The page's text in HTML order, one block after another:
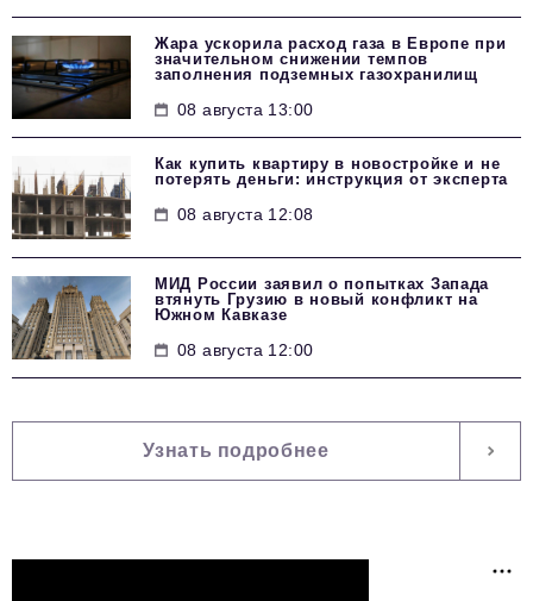
Жара ускорила расход газа в Европе при
значительном снижении темпов
заполнения подземных газохранилищ
08 августа 13:00
Как купить квартиру в новостройке и не
потерять деньги: инструкция от эксперта
08 августа 12:08
МИД России заявил о попытках Запада
втянуть Грузию в новый конфликт на
Южном Кавказе
08 августа 12:00
Узнать подробнее